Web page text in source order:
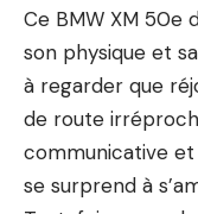
Ce BMW XM
son physique et
à regarder que
de route
communicative
se surprend à